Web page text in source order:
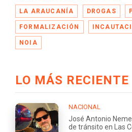
LA ARAUCANÍA DROGAS
FORMALIZACIÓN
NOIA
LO MÁS RECIENTE
NACIONAL
José Antonio
de tránsito en Las